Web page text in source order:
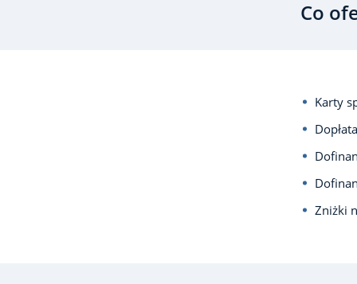
Co
Karty
Zniżki